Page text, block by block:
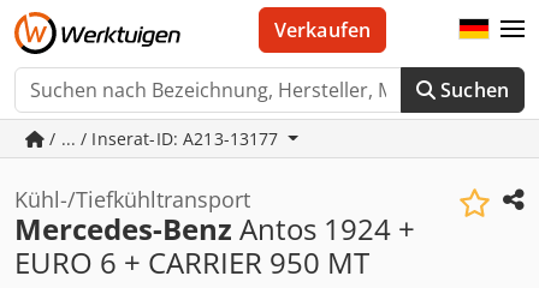
Suchen
Verkaufen
/ ... / Inserat-ID: A213-13177
Kühl-/Tiefkühltransport
Mercedes-Benz Antos 1924 +
EURO 6 + CARRIER 950 MT